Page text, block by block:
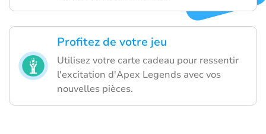
Profitez de votre jeu
Utilisez votre carte cadeau pour ressentir
l'excitation d'Apex Legends avec vos
nouvelles pièces.